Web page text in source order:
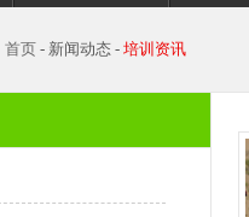
首页 - 新闻动态 - 培训资讯